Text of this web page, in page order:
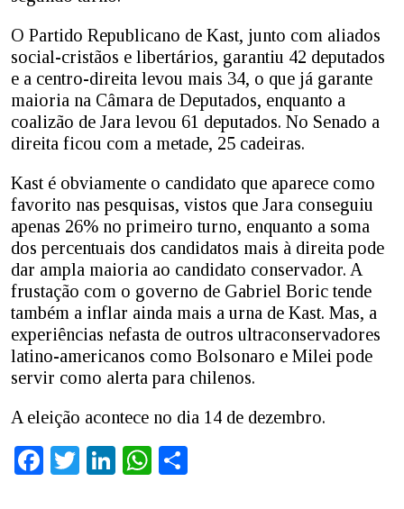
O Partido Republicano de Kast, junto com aliados
social-cristãos e libertários, garantiu 42 deputados
e a centro-direita levou mais 34, o que já garante
maioria na Câmara de Deputados, enquanto a
coalizão de Jara levou 61 deputados. No Senado a
direita ficou com a metade, 25 cadeiras.
Kast é obviamente o candidato que aparece como
favorito nas pesquisas, vistos que Jara conseguiu
apenas 26% no primeiro turno, enquanto a soma
dos percentuais dos candidatos mais à direita pode
dar ampla maioria ao candidato conservador. A
frustação com o governo de Gabriel Boric tende
também a inflar ainda mais a urna de Kast. Mas, a
experiências nefasta de outros ultraconservadores
latino-americanos como Bolsonaro e Milei pode
servir como alerta para chilenos.
A eleição acontece no dia 14 de dezembro.
Facebook
TwitterLinkedInWhatsApp